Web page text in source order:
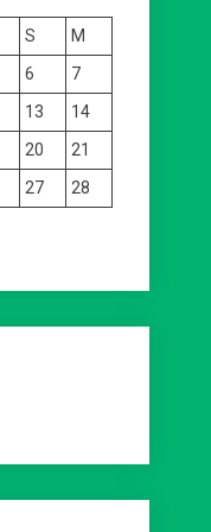
S
M
6
7
13
14
20
21
27 28